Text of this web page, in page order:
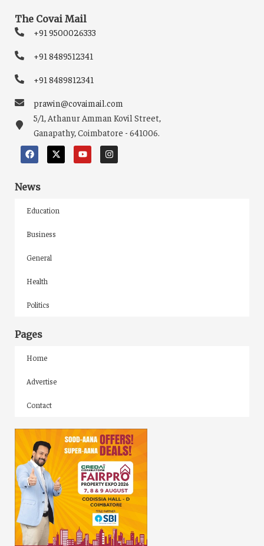
The Covai Mail
+91 9500026333
+91 8489512341
+91 8489812341
prawin@covaimail.com
5/1, Athanur Amman Kovil Street,
Ganapathy, Coimbatore - 641006.
News
Education
Business
General
Health
Politics
Pages
Home
Advertise
Contact